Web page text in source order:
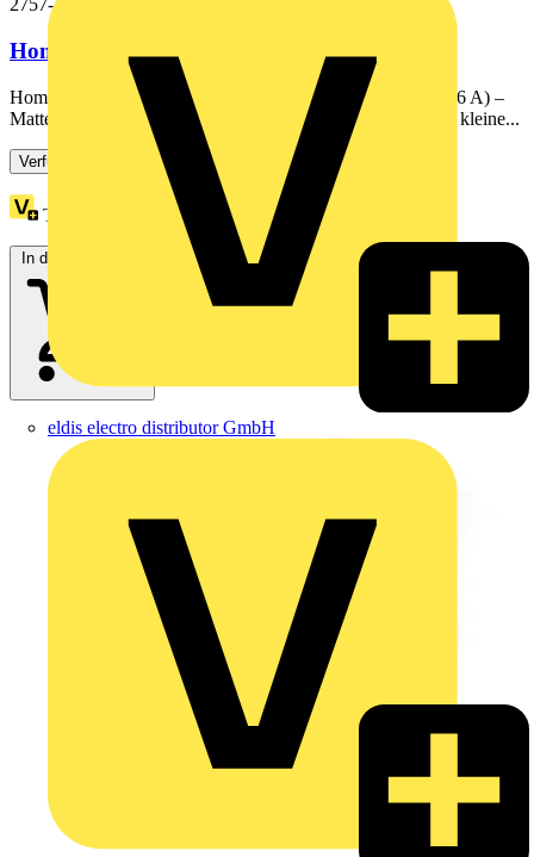
eldis electro distributor GmbH
2757-1110
Home Relay,2DI/2DO,6 A,weiß
Home Relay; 2DI/2DO; 6 A; ThreadWAGO Home Relay (6 A) –
Matter® over Thread® | Smartes Unterputz-Funkmodul für kleine...
Verfügbar: 3 Händler
Treuepunkte:
In den Warenkorb